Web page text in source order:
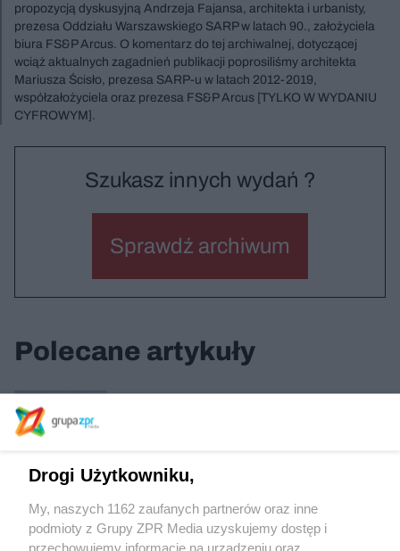
propozycją dyskusyjną Andrzeja Fajansa, architekta i urbanisty,
prezesa Oddziału Warszawskiego SARP w latach 90., założyciela
biura FS&P Arcus. O komentarz do tej archiwalnej, dotyczącej
wciąż aktualnych zagadnień publikacji poprosiliśmy architekta
Mariusza Ścisło, prezesa SARP-u w latach 2012-2019,
współzałożyciela oraz prezesa FS&P Arcus [TYLKO W WYDANIU
CYFROWYM].
Szukasz innych wydań ?
Sprawdź archiwum
Polecane artykuły
Społeczna kamienica
Turystyka w czasach pandemii
MSN / Warszawa
Drogi Użytkowniku,
My, naszych 1162 zaufanych partnerów oraz inne
podmioty z Grupy ZPR Media uzyskujemy dostęp i
przechowujemy informacje na urządzeniu oraz